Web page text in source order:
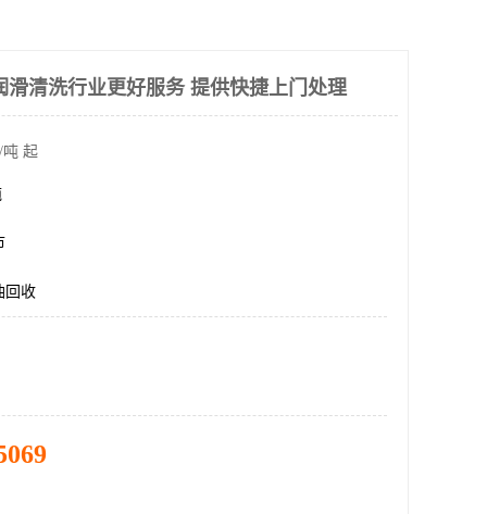
滑清洗行业更好服务 提供快捷上门处理
起
回收